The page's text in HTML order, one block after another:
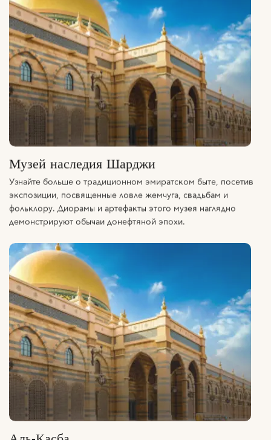
Музей наследия Шарджи
Узнайте больше о традиционном эмиратском быте, посетив
экспозиции, посвященные ловле жемчуга, свадьбам и
фольклору. Диорамы и артефакты этого музея наглядно
демонстрируют обычаи донефтяной эпохи.
Аль-Касба